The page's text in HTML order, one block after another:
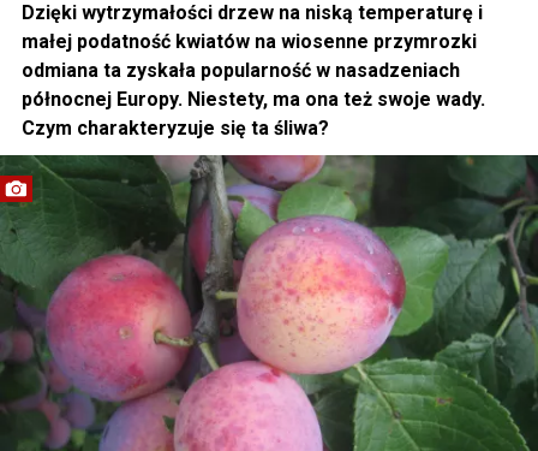
Dzięki wytrzymałości drzew na niską temperaturę i
małej podatność kwiatów na wiosenne przymrozki
odmiana ta zyskała popularność w nasadzeniach
północnej Europy. Niestety, ma ona też swoje wady.
Czym charakteryzuje się ta śliwa?